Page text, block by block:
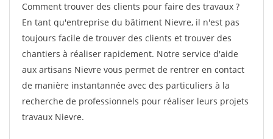
Comment trouver des clients pour faire des travaux ?
En tant qu'entreprise du bâtiment Nievre, il n'est pas
toujours facile de trouver des clients et trouver des
chantiers à réaliser rapidement. Notre service d'aide
aux artisans Nievre vous permet de rentrer en contact
de manière instantannée avec des particuliers à la
recherche de professionnels pour réaliser leurs projets
travaux Nievre.